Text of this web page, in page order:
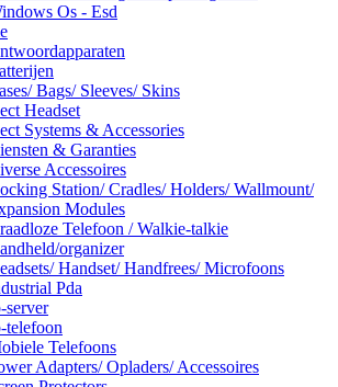
Os - Esd
Bags/ Sleeves/ Skins
Headset
Systems & Accessories
& Garanties
Accessoires
Station/ Cradles/ Holders/ Wallmount/
Modules
Telefoon / Walkie-talkie
organizer
Handset/ Handfrees/ Microfoons
Pda
server
telefoon
Telefoons
Adapters/ Opladers/ Accessoires